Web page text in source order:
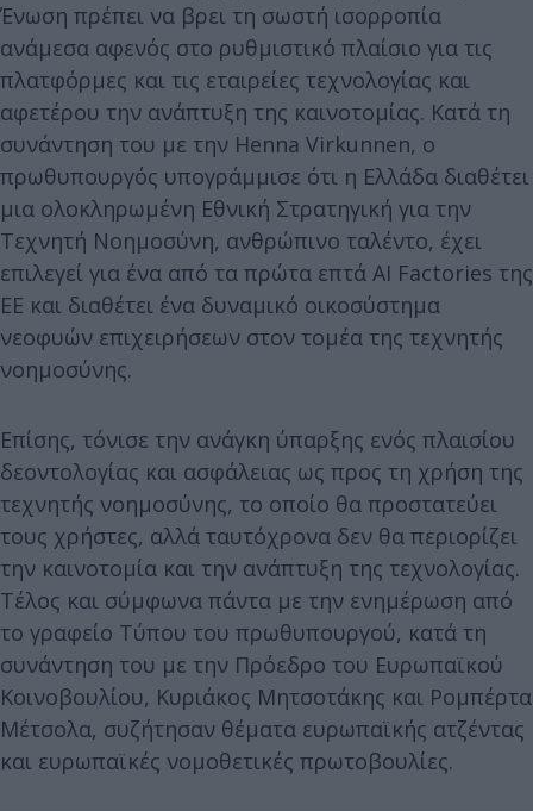
Ένωση πρέπει να βρει τη σωστή ισορροπία
ανάμεσα αφενός στο ρυθμιστικό πλαίσιο για τις
πλατφόρμες και τις εταιρείες τεχνολογίας και
αφετέρου την ανάπτυξη της καινοτομίας. Κατά τη
συνάντηση του με την Henna Virkunnen, ο
πρωθυπουργός υπογράμμισε ότι η Ελλάδα διαθέτει
μια ολοκληρωμένη Εθνική Στρατηγική για την
Τεχνητή Νοημοσύνη, ανθρώπινο ταλέντο, έχει
επιλεγεί για ένα από τα πρώτα επτά AI Factories της
ΕΕ και διαθέτει ένα δυναμικό οικοσύστημα
νεοφυών επιχειρήσεων στον τομέα της τεχνητής
νοημοσύνης.
Επίσης, τόνισε την ανάγκη ύπαρξης ενός πλαισίου
δεοντολογίας και ασφάλειας ως προς τη χρήση της
τεχνητής νοημοσύνης, το οποίο θα προστατεύει
τους χρήστες, αλλά ταυτόχρονα δεν θα περιορίζει
την καινοτομία και την ανάπτυξη της τεχνολογίας.
Τέλος και σύμφωνα πάντα με την ενημέρωση από
το γραφείο Τύπου του πρωθυπουργού, κατά τη
συνάντηση του με την Πρόεδρο του Ευρωπαϊκού
Κοινοβουλίου, Κυριάκος Μητσοτάκης και Ρομπέρτα
Μέτσολα, συζήτησαν θέματα ευρωπαϊκής ατζέντας
και ευρωπαϊκές νομοθετικές πρωτοβουλίες.